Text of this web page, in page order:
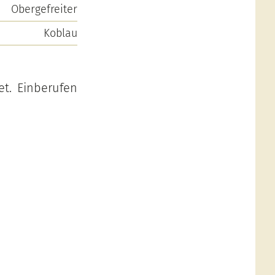
Obergefreiter
Koblau
Einberufen